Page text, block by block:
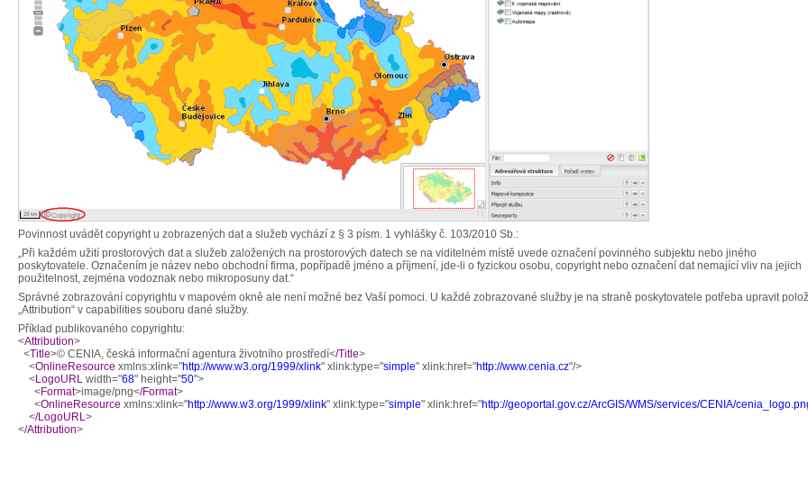
Povinnost uvádět copyright u zobrazených dat a služeb vychází z § 3 písm. 1 vyhlášky č. 103/2010 Sb.:
„Při každém užití prostorových dat a služeb založených na prostorových datech se na viditelném místě uvede označení povinného subjektu nebo jiného
poskytovatele. Označením je název nebo obchodní firma, popřípadě jméno a příjmení, jde-li o fyzickou osobu, copyright nebo označení dat nemající vliv na jejich
použitelnost, zejména vodoznak nebo mikroposuny dat.“
Správné zobrazování copyrightu v mapovém okně ale není možné bez Vaší pomoci. U každé zobrazované služby je na straně poskytovatele potřeba upravit
„Attribution“ v capabilities souboru dané služby.
Příklad publikovaného copyrightu:
<Attribution>
<Title>© CENIA, česká informační agentura životního prostředí</Title>
<OnlineResource xmlns:xlink="http://www.w3.org/1999/xlink" xlink:type="simple" xlink:href="http://www.cenia.cz"/>
<LogoURL width="68" height="50">
<Format>image/png</Format>
<OnlineResource xmlns:xlink="http://www.w3.org/1999/xlink" xlink:type="simple" xlink:href="http://geoportal.gov.cz/ArcGIS/WMS/services/CENIA/
</LogoURL>
</Attribution>